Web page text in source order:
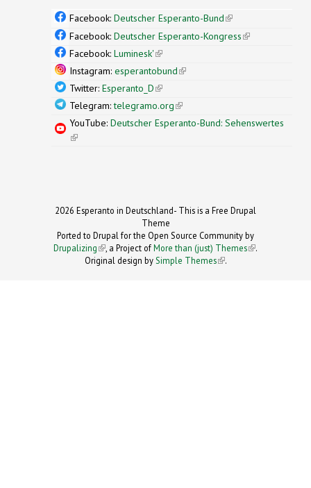
Facebook: Deutscher Esperanto-Bund(link is
external)
Facebook: Deutscher Esperanto-Kongress(link is
Facebook: Luminesk'(link is external)
Instagram: esperantobund(link is external)
Twitter: Esperanto_D(link is external)
Telegram:telegramo.org(link is external)
YouTube: Deutscher Esperanto-Bund: Sehenswertes
(link is external)
2026 Esperanto in Deutschland- This is a Free Drupal
Theme
Ported to Drupal for the Open Source Community by
Drupalizing(link is external)
, a Project ofMore than (just) Themes (link is
.
Original design by Simple Themes
(link is
.